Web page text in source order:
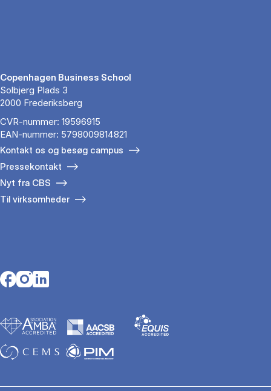
Copenhagen Business School
Solbjerg Plads 3
2000 Frederiksberg
CVR-nummer: 19596915
EAN-nummer: 5798009814821
Kontakt os og besøg campus
Pressekontakt
Nyt fra CBS
Til virksomheder
Opens in a new tab
Opens in a new tab
Opens in a new tab